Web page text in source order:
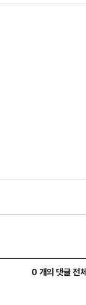
…냐를 놓고
0 개의 댓글 전